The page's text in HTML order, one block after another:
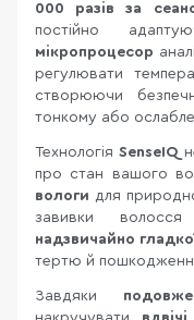
000 разів за
постійно
мікропроцесор
регулювати
створюючи
тонкому або
Технологія SenseIQ
про стан вашого
вологи для
завивки
надзвичайно
тертю й
Завдяки